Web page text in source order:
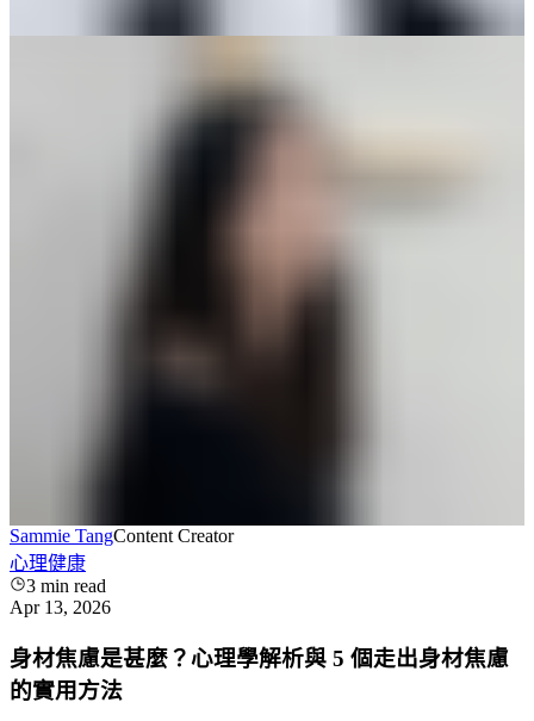
Sammie TangContent Creator
心理健康
3 min read
Apr 13, 2026
身材焦慮是甚麼？心理學解析與 5 個走出身材焦慮
的實用方法